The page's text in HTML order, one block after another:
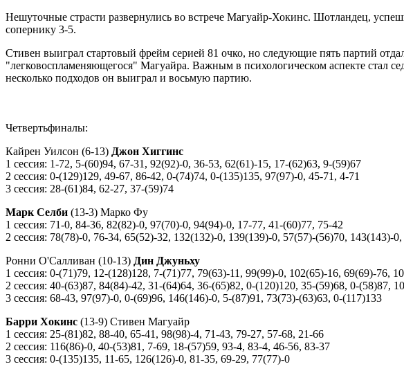
Нешуточные страсти развернулись во встрече Магуайр-Хокинс. Шотландец,
сопернику 3-5.
Стивен выиграл стартовый фрейм серией 81 очко, но следующие пять партий
"легковоспламеняющегося" Магуайра. Важным в психологическом аспекте стал
несколько подходов он выиграл и восьмую партию.
Четвертьфиналы:
Кайрен Уилсон (6-13) Джон Хиггинс
1 сессия: 1-72, 5-(60)94, 67-31, 92(92)-0, 36-53, 62(61)-15, 17-(62)63, 9-(59)67
2 сессия: 0-(129)129, 49-67, 86-42, 0-(74)74, 0-(135)135, 97(97)-0, 45-71, 4-71
3 сессия: 28-(61)84, 62-27, 37-(59)74
Марк Селби (13-3) Марко Фу
1 сессия: 71-0, 84-36, 82(82)-0, 97(70)-0, 94(94)-0, 17-77, 41-(60)77, 75-42
2 сессия: 78(78)-0, 76-34, 65(52)-32, 132(132)-0, 139(139)-0, 57(57)-(56)70, 143(143)-
Ронни О'Салливан (10-13) Дин Джуньху
1 сессия: 0-(71)79, 12-(128)128, 7-(71)77, 79(63)-11, 99(99)-0, 102(65)-16, 69(69)-76,
2 сессия: 40-(63)87, 84(84)-42, 31-(64)64, 36-(65)82, 0-(120)120, 35-(59)68, 0-(58)87,
3 сессия: 68-43, 97(97)-0, 0-(69)96, 146(146)-0, 5-(87)91, 73(73)-(63)63, 0-(117)133
Барри Хокинс (13-9) Стивен Магуайр
1 сессия: 25-(81)82, 88-40, 65-41, 98(98)-4, 71-43, 79-27, 57-68, 21-66
2 сессия: 116(86)-0, 40-(53)81, 7-69, 18-(57)59, 93-4, 83-4, 46-56, 83-37
3 сессия: 0-(135)135, 11-65, 126(126)-0, 81-35, 69-29, 77(77)-0